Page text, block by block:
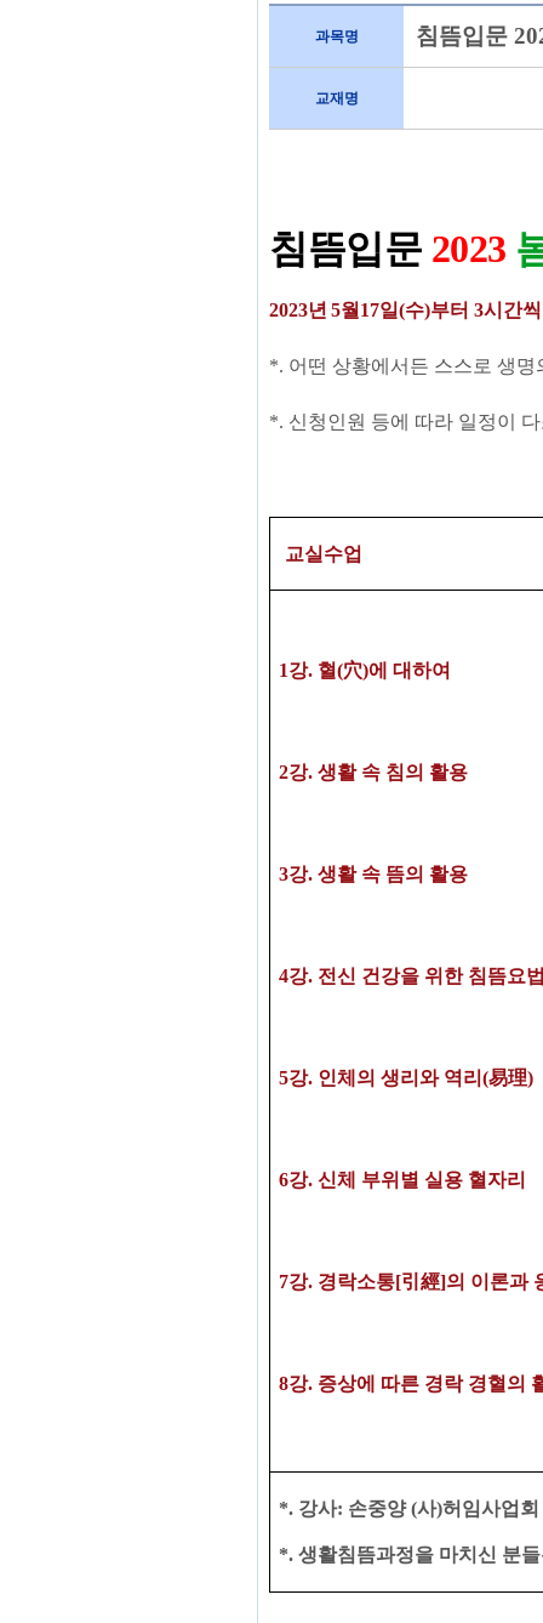
과목명 침뜸입문
교재명
침뜸입문 2023
2023년5월17일(수)부터 3시간씩
*. 어떤 상황에서든 스스로 생
*. 신청인원 등에 따라 일정이
교실수업
1강. 혈(穴)에 대하여
2강. 생활 속 침의 활용
3강. 생활 속 뜸의 활용
4강. 전신 건강을 위한 침뜸요
5강. 인체의 생리와 역리(易理)
6강. 신체 부위별 실용 혈자리
7강. 경락소통[引經]의 이론과
8강. 증상에 따른 경락 경혈의
*. 강사: 손중양(사)허임사업
*. ​ 생활침뜸과정을 마치신 분